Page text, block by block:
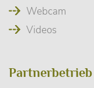
Webcam
Videos
Partnerbetrieb